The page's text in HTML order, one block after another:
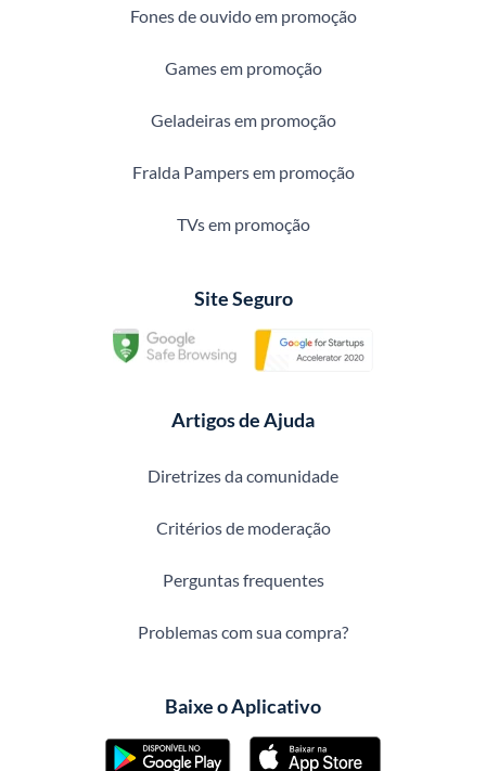
Fones de ouvido em promoção
Games em promoção
Geladeiras em promoção
Fralda Pampers em promoção
TVs em promoção
Site Seguro
Artigos de Ajuda
Diretrizes da comunidade
Critérios de moderação
Perguntas frequentes
Problemas com sua compra?
Baixe o Aplicativo